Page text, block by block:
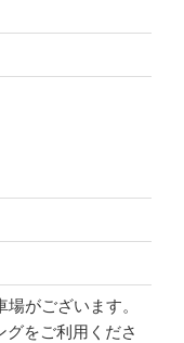
がございます。
をご利用くださ